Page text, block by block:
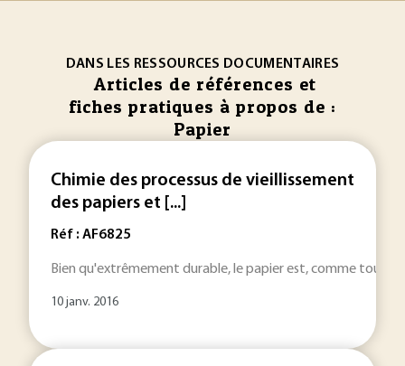
DANS LES RESSOURCES DOCUMENTAIRES
Articles de références et
fiches pratiques à propos de :
Papier
Chimie des processus de vieillissement
des papiers et [...]
Réf : AF6825
Bien qu'extrêmement durable, le papier est, comme tout
10 janv. 2016